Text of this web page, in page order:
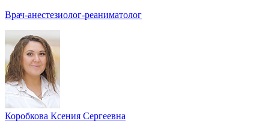
Врач-анестезиолог-реаниматолог
Коробкова Ксения Сергеевна